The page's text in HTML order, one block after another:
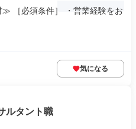
［必須条件］ ・営業経験をお
気になる
ルタント職